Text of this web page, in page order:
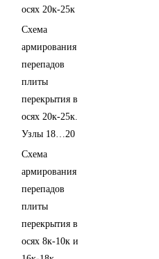
осях 20к-25к
Схема
армирования
перепадов
плиты
перекрытия в
осях 20к-25к.
Узлы 18…20
Схема
армирования
перепадов
плиты
перекрытия в
осях 8к-10к и